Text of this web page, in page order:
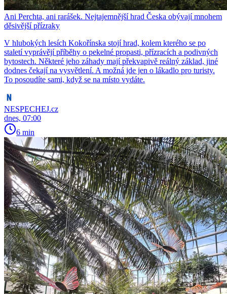
Ani Perchta, ani rarášek. Nejtajemnější hrad Česka obývají mnohem
děsivější přízraky
V hlubokých lesích Kokořínska stojí hrad, kolem kterého se po
staletí vyprávějí příběhy o pekelné propasti, přízracích a podivných
bytostech. Některé jeho záhady mají překvapivě reálný základ, jiné
dodnes čekají na vysvětlení. A možná jde jen o lákadlo pro turisty.
To posoudíte sami, když se na místo vydáte.
NESPECHEJ.cz
dnes, 07:00
6 min